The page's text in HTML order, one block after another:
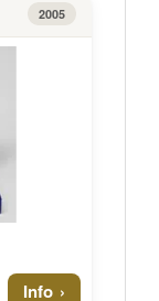
2005
Info